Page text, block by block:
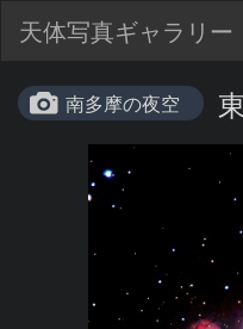
天体写真ギャラリー
南多摩の夜空